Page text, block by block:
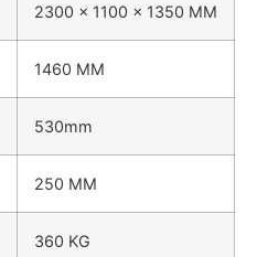
2300 × 1100 × 1350 MM
1460 MM
530mm
250 MM
360 KG